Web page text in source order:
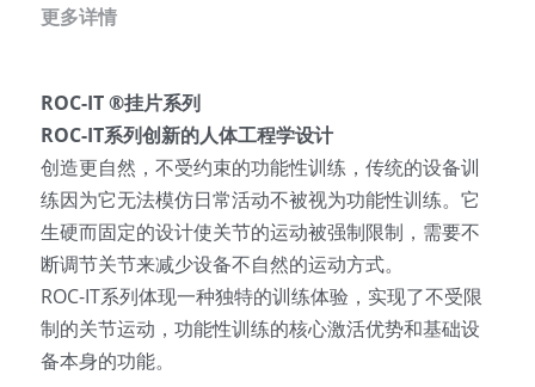
更多详情
ROC-IT ®挂片系列
ROC-IT系列创新的人体工程学设计
创造更自然，不受约束的功能性训练，传统的设备训
练因为它无法模仿日常活动不被视为功能性训练。它
生硬而固定的设计使关节的运动被强制限制，需要不
断调节关节来减少设备不自然的运动方式。
ROC-IT系列体现一种独特的训练体验，实现了不受限
制的关节运动，功能性训练的核心激活优势和基础设
备本身的功能。